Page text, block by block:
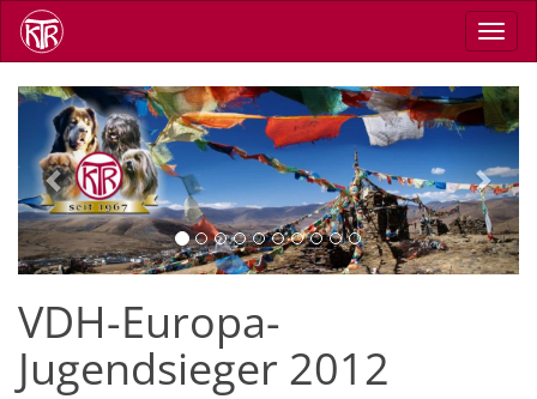
Direkt
zum
Inhalt
Previous Next
VDH-Europa-
Jugendsieger 2012